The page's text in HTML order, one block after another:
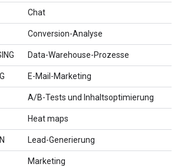
Chat
Conversion-Analyse
Data-Warehouse-Prozesse
E-Mail-Marketing
A/B-Tests und Inhaltsoptimierung
Heat maps
Lead-Generierung
Marketing